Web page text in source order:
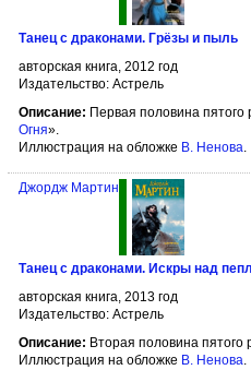
Танец с драконами. Грёзы и пыль
авторская книга, 2012 год
Издательство: Астрель
Описание: Первая половина пятого
Огня».
Иллюстрация на обложке В. Ненова.
Джордж Мартин
Танец с драконами. Искры над
авторская книга, 2013 год
Издательство: Астрель
Описание: Вторая половина пятого
Иллюстрация на обложке В. Ненова.